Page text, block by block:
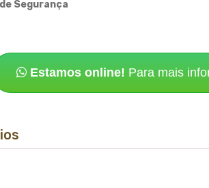
Segurança
Estamos online! Para mais